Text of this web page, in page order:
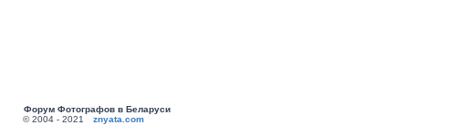
Форум Фотографов в Беларуси
© 2004 - 2021 znyata.com